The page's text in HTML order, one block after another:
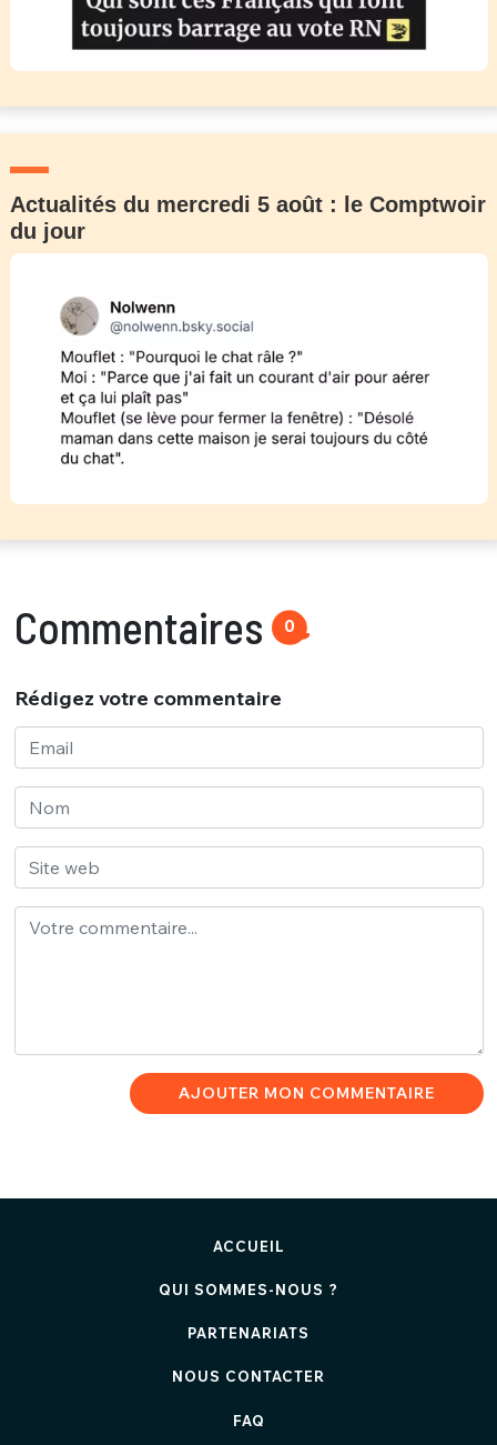
Actualités du mercredi 5 août : le Comptwoir
du jour
Commentaires 0
Rédigez votre commentaire
AJOUTER MON COMMENTAIRE
ACCUEIL
QUI SOMMES-NOUS ?
PARTENARIATS
NOUS CONTACTER
FAQ